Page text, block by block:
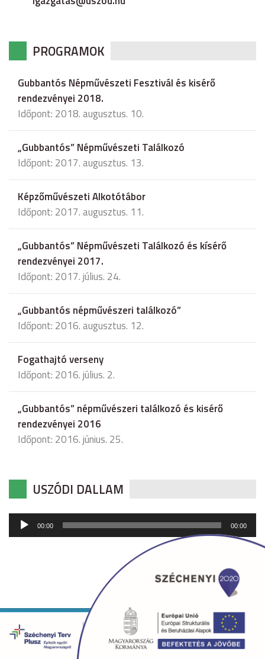
PROGRAMOK
Gubbantós Népművészeti Fesztivál és kisérő
rendezvényei 2018.
Időpont: 2018. augusztus. 10.
„Gubbantós” Népművészeti Találkozó
Időpont: 2017. augusztus. 13.
Képzőművészeti Alkotótábor
Időpont: 2017. augusztus. 11.
„Gubbantós” Népművészeti Találkozó és kísérő
rendezvényei 2017.
Időpont: 2017. július. 24.
„Gubbantós népművészeri találkozó”
Időpont: 2016. augusztus. 12.
Fogathajtó verseny
Időpont: 2016. július. 2.
„Gubbantós” népművészeri találkozó és kisérő
rendezvényei 2016
Időpont: 2016. június. 25.
USZÓDI DALLAM
Audió
lejátszó
00:00 00:00
Copyright © 2026 uszod.hu Minden jog fenntartva. •
Készítette:fridrik.me